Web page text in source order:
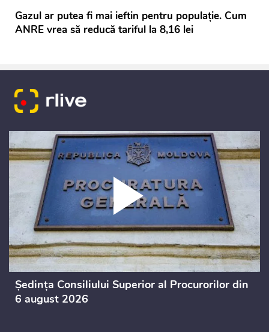
Gazul ar putea fi mai ieftin pentru populație. Cum
ANRE vrea să reducă tariful la 8,16 lei
Ședința Consiliului Superior al Procurorilor din
6 august 2026